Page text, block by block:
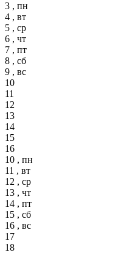
3 , пн
4 , вт
5 , ср
6 , чт
7 , пт
8 , сб
9 , вс
10
11
12
13
14
15
16
10 , пн
11 , вт
12 , ср
13 , чт
14 , пт
15 , сб
16 , вс
17
18